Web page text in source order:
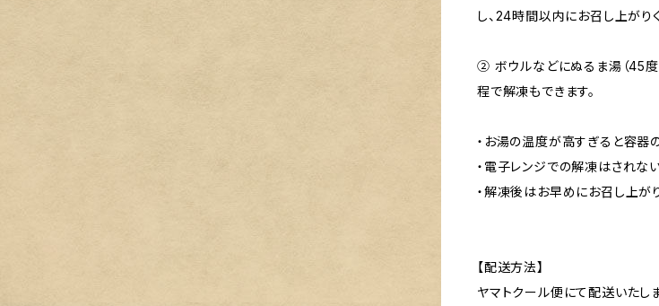
し、24時間以内にお召し上がり
② ボウルなどにぬるま湯（45度
程で解凍もできます。
・お湯の温度が高すぎると容器
・電子レンジでの解凍はされな
・解凍後はお早めにお召し上が
【配送方法】
ヤマトクール便にて配送いたしま